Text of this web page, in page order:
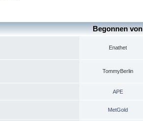
Begonnen von
Enathet
TommyBerlin
APE
MetGold